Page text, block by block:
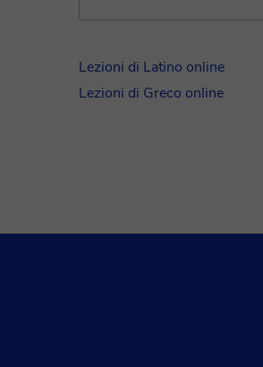
Lezioni di Latino online
Lezioni di Greco online